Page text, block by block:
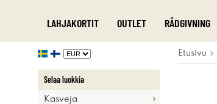
LAHJAKORTIT OUTLET RÅDGIVNING
Selaa luokkia
Kasveja
Etusivu